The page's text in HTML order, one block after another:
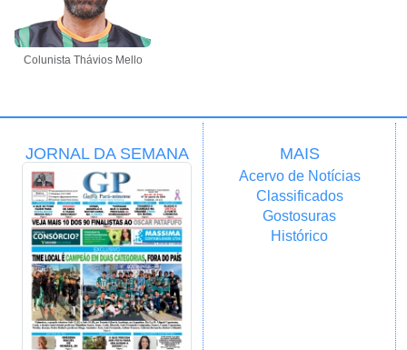
Colunista Thávios Mello
JORNAL DA SEMANA MAIS
Acervo de Notícias
Classificados
Gostosuras
Histórico